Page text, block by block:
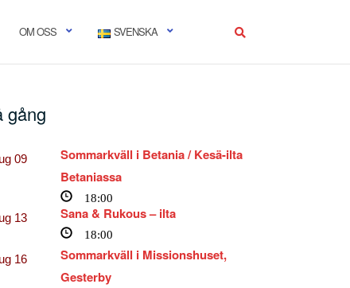
OM OSS SVENSKA
gång
09
Sommarkväll i Betania / Kesä-ilta
Betaniassa
18:00
13 Sana & Rukous – ilta
18:00
16
Sommarkväll i Missionshuset,
Gesterby